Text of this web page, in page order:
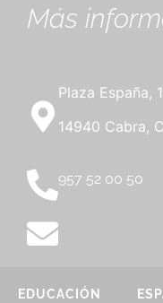
Más
Plaza España,
14940 Cabra,
957 52 00 50
EDUCACIÓN